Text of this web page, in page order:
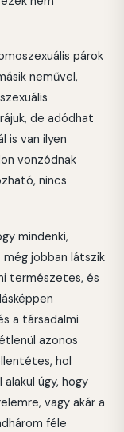
párok
neművel,
de adódhat
is van ilyen
vonzódnak
nincs
mindenki,
jobban látszik
természetes, és
a társadalmi
azonos
hol
úgy, hogy
vagy akár a
féle